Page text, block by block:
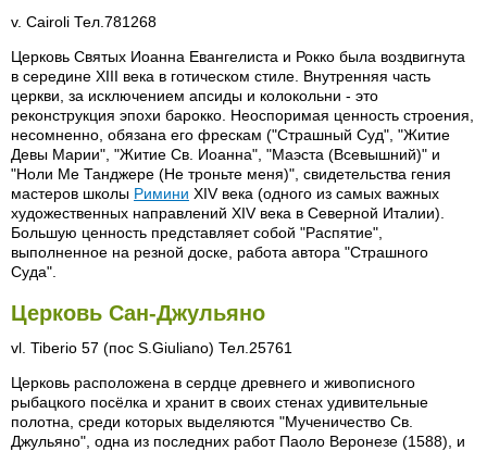
v. Cairoli Тел.781268
Церковь Святых Иоанна Евангелиста и Рокко была воздвигнута
в середине XIII века в готическом стиле. Внутренняя часть
церкви, за исключением апсиды и колокольни - это
реконструкция эпохи барокко. Неоспоримая ценность строения,
несомненно, обязана его фрескам ("Страшный Суд", "Житие
Девы Марии", "Житие Св. Иоанна", "Маэста (Всевышний)" и
"Ноли Me Танджере (Не троньте меня)", свидетельства гения
мастеров школы Римини XIV века (одного из самых важных
художественных направлений XIV века в Северной Италии).
Большую ценность представляет собой "Распятие",
выполненное на резной доске, работа автора "Страшного
Суда".
Церковь Сан-Джульяно
vl. Tiberio 57 (пос S.Giuliano) Тел.25761
Церковь расположена в сердце древнего и живописного
рыбацкого посёлка и хранит в своих стенах удивительные
полотна, среди которых выделяются "Мученичество Св.
Джульяно", одна из последних работ Паоло Веронезе (1588), и